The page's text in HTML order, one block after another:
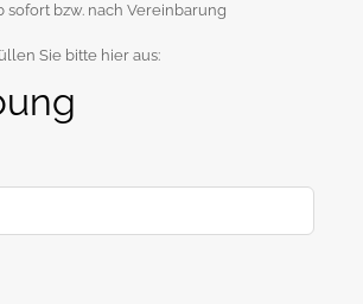
sofort bzw. nach Vereinbarung
Sie bitte hier aus: